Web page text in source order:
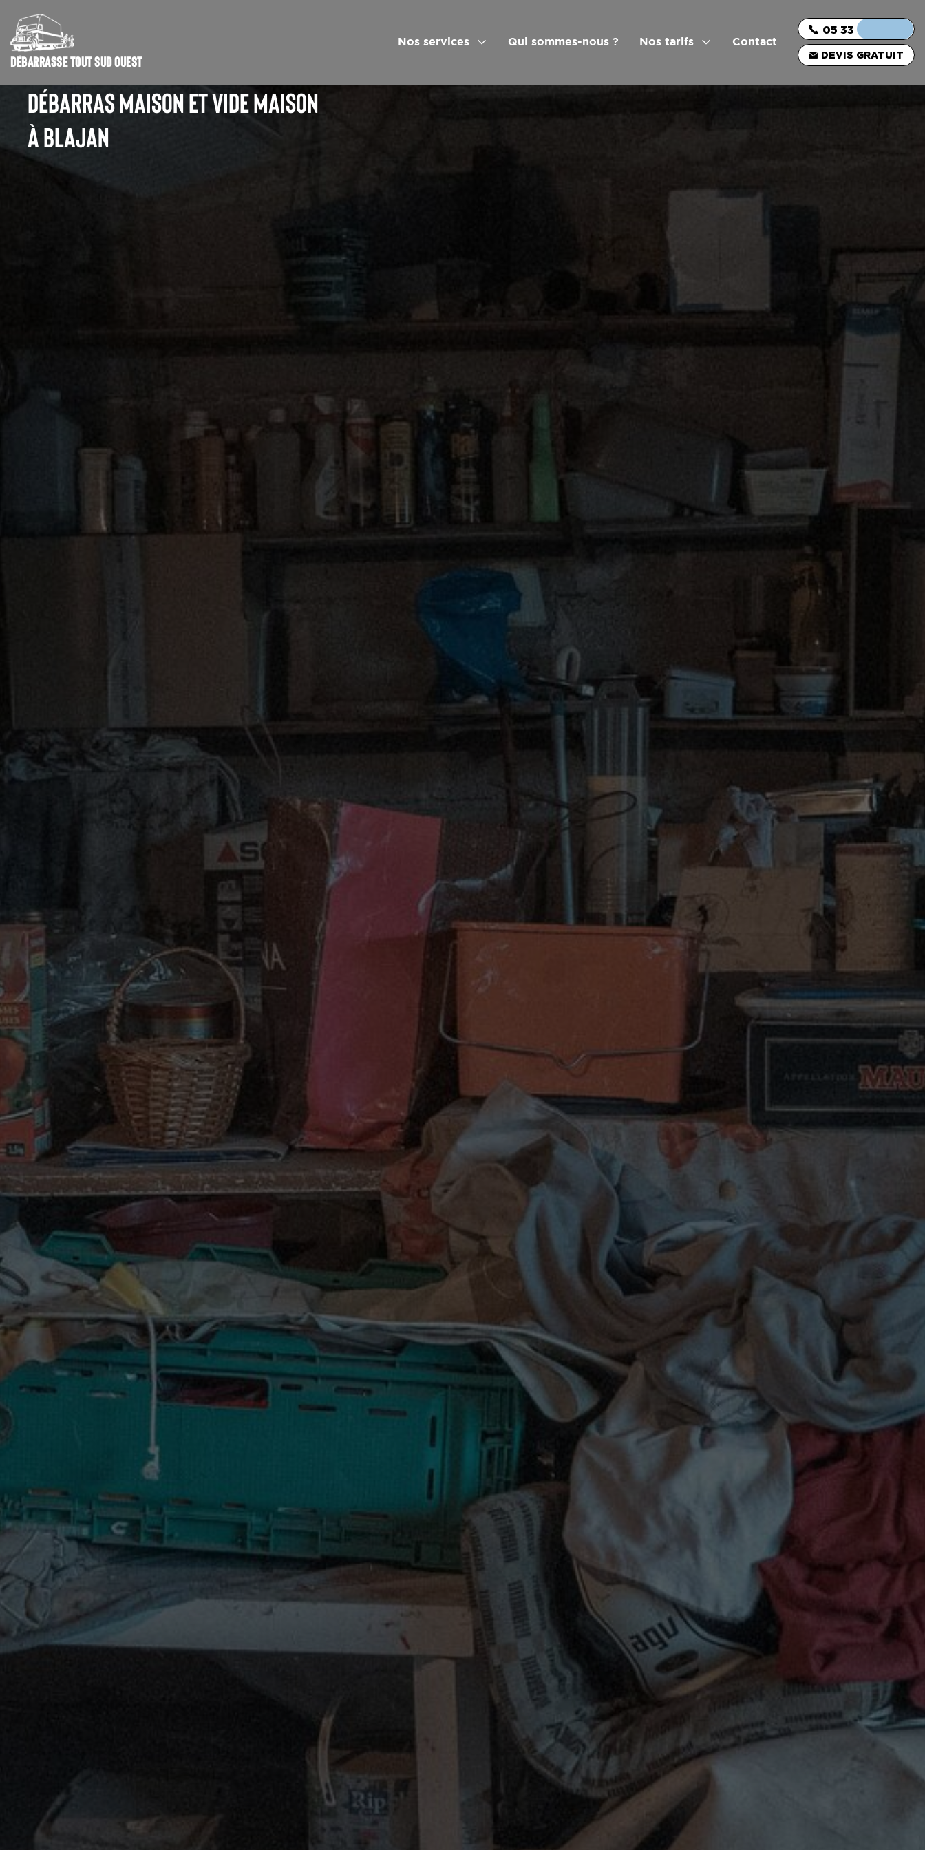
DÉBARRASSE TOUT SUD OUEST
Nos services Qui sommes-nous ? Nos tarifs Contact
05 33 06 03 16
DEVIS GRATUIT
DÉBARRAS MAISON ET VIDE MAISON
À BLAJAN